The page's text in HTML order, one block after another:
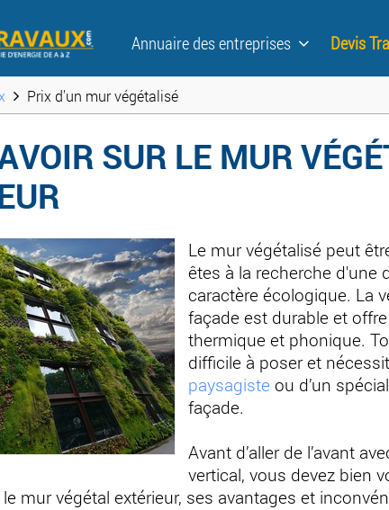
Annuaire des entreprises Devis
Prix d'un mur végétalisé
SUR LE MUR
Le mur végétalisé peut
êtes à la recherche d'une
caractère écologique. La
façade est durable et
thermique et phonique.
difficile à poser et
paysagiste ou d’un
façade.
Avant d’aller de l’avant
vertical, vous devez bien
mur végétal extérieur, ses avantages et